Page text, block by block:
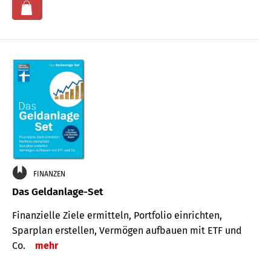
FINANZEN
Das Geldanlage-Set
Finanzielle Ziele ermitteln, Portfolio einrichten,
Sparplan erstellen, Vermögen aufbauen mit ETF und
Co.
mehr